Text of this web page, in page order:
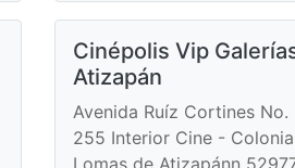
Cinépolis Vip
Atizapán
Avenida Ruíz Cortines No.
255 Interior Cine - Colonia
Lomas de Atizapánn